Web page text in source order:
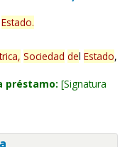
Estado.
Sociedad del Estado,
préstamo: Signatura